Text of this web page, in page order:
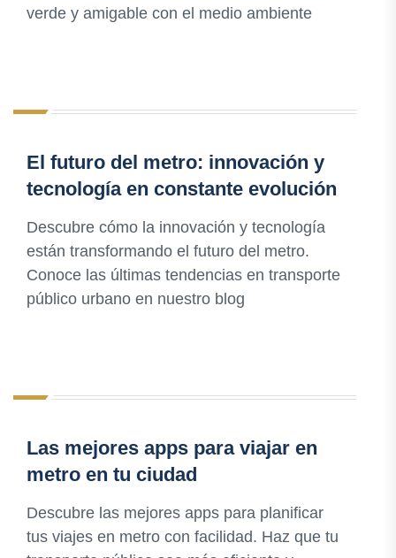
verde y amigable con el medio ambiente
El futuro del metro: innovación y
tecnología en constante evolución
Descubre cómo la innovación y tecnología
están transformando el futuro del metro.
Conoce las últimas tendencias en transporte
público urbano en nuestro blog
Las mejores apps para viajar en
metro en tu ciudad
Descubre las mejores apps para planificar
tus viajes en metro con facilidad. Haz que tu